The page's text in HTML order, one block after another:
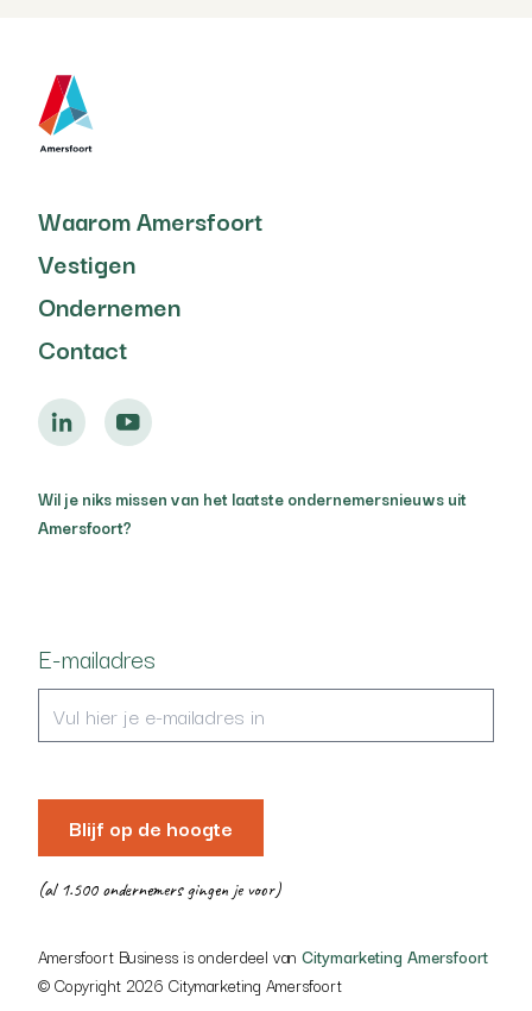
Waarom Amersfoort
Vestigen
Ondernemen
Contact
Wil je niks missen van het laatste ondernemersnieuws uit
Amersfoort?
E-mailadres
Blijf op de hoogte
(al 1.500 ondernemers gingen je voor)
Amersfoort Business is onderdeel van Citymarketing Amersfoort
© Copyright 2026 Citymarketing Amersfoort